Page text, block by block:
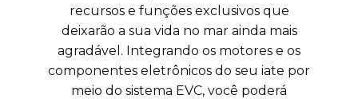
recursos e funções exclusivos que
deixarão a sua vida no mar ainda mais
agradável. Integrando os motores e os
componentes eletrônicos do seu iate por
meio do sistema EVC, você poderá